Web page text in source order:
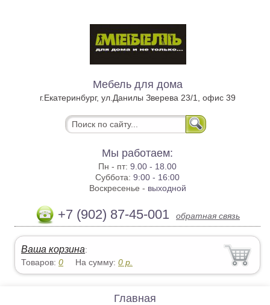
Мебель для дома
г.Екатеринбург, ул.Данилы Зверева 23/1, офис 39
Мы работаем:
Пн - пт:9.00 - 18.00
Суббота:9:00 - 16:00
Воскресенье - выходной
+7 (902) 87-45-001 обратная связь
Ваша корзина:
Товаров:0 На сумму:0 р.
Главная